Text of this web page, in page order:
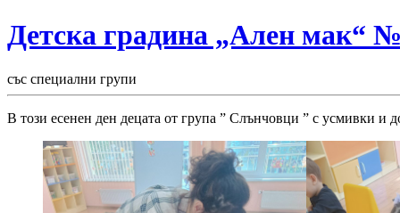
Детска градина „Ален мак“
със специални групи
В този есенен ден децата от група ” Слънчовци ” с усмивки и